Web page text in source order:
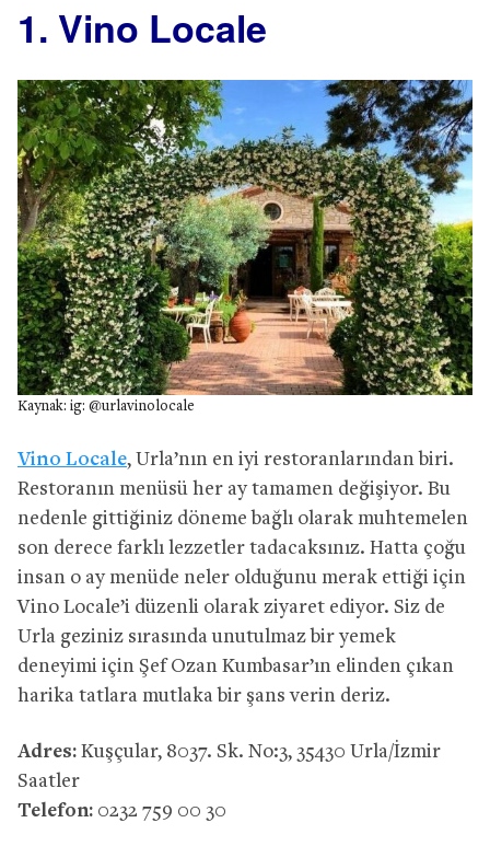
1. Vino Locale
Kaynak: ig: @urlavinolocale
Vino Locale, Urla’nın en iyi restoranlarından biri.
Restoranın menüsü her ay tamamen değişiyor. Bu
nedenle gittiğiniz döneme bağlı olarak muhtemelen
son derece farklı lezzetler tadacaksınız. Hatta çoğu
insan o ay menüde neler olduğunu merak ettiği için
Vino Locale’i düzenli olarak ziyaret ediyor. Siz de
Urla geziniz sırasında unutulmaz bir yemek
deneyimi için Şef Ozan Kumbasar’ın elinden çıkan
harika tatlara mutlaka bir şans verin deriz.
Adres: Kuşçular, 8037. Sk. No:3, 35430 Urla/İzmir
Saatler
Telefon: 0232 759 00 30